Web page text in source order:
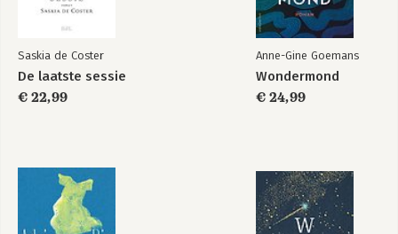
Saskia de Coster
De laatste sessie
€ 22,99
Anne-Gine Goemans
Wondermond
€ 24,99